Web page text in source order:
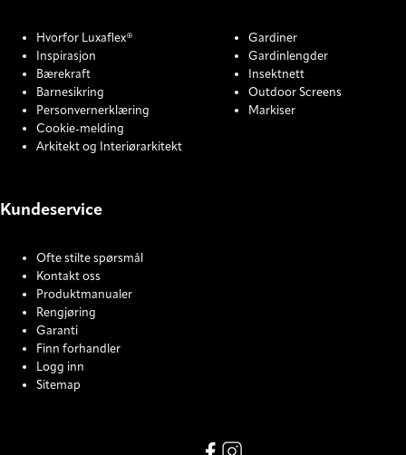
Hvorfor Luxaflex®
Inspirasjon
Bærekraft
Barnesikring
Personvernerklæring
Cookie-melding
Arkitekt og Interiørarkitekt
Gardiner
Gardinlengder
Insektnett
Outdoor Screens
Markiser
Kundeservice
Ofte stilte spørsmål
Kontakt oss
Produktmanualer
Rengjøring
Garanti
Finn forhandler
Logg inn
Sitemap
Facebook
Instagram